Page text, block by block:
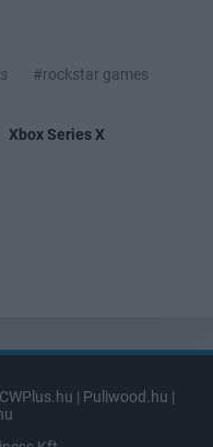
#rockstar games
Xbox Series X
| Puliwood.hu |